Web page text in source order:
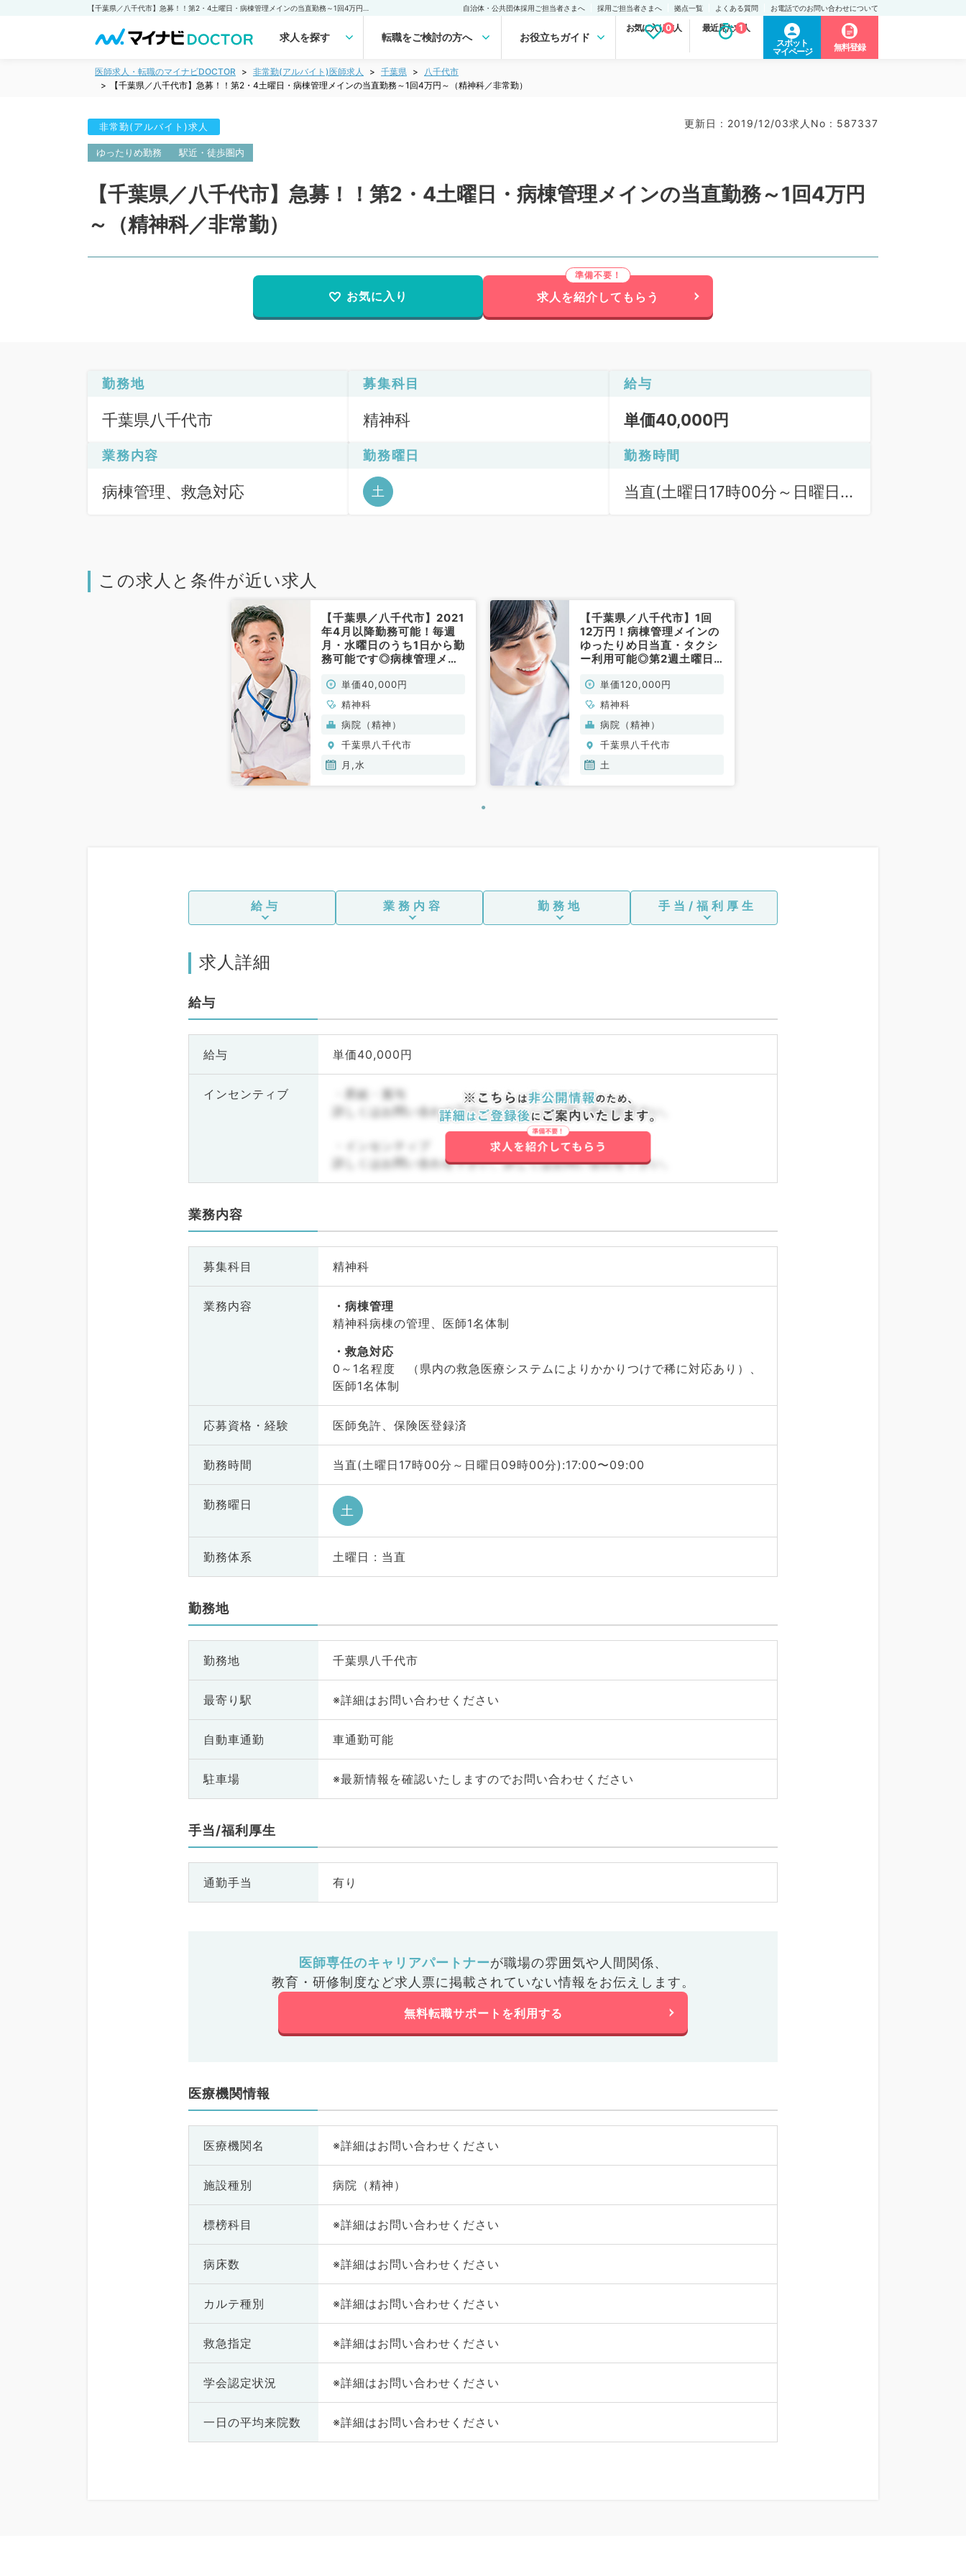
自治体・公共団体採用ご担当者さまへ 採用ご担当者さまへ 拠点一覧 よくある質問 お電話でのお問い合わせについて
求人を探す 転職をご検討の方へ お役立ちガイド
お気に入り求人
0 最近見た求人
1
スポット
マイページ
無料登録
医師求人・転職のマイナビDOCTOR 非常勤(アルバイト)医師求人 千葉県
八千代市
【千葉県／八千代市】急募！！第2・4土曜日・病棟管理メインの当直勤務～1回4万円～（精神科／非常勤）
非常勤(アルバイト)求人 更新日 : 2019/12/03求人No : 587337
ゆったりめ勤務 駅近・徒歩圏内
【千葉県／八千代市】急募！！第2・4土曜日・病棟管理メインの当直勤務～1回4万円
～（精神科／非常勤）
お気に入り 求人を紹介してもらう
勤務地
千葉県八千代市
募集科目
精神科
給与
単価40,000円
業務内容
病棟管理、救急対応
勤務曜日
土
勤務時間
当直(土曜日17時00分～日曜日
この求人と条件が近い求人
【千葉県／八千代市】2021
年4月以降勤務可能！毎週
月・水曜日のうち1日から勤
務可能です◎病棟管理メイ
明け時間調整可能～（精神
科／非常勤）
単価40,000円
精神科
病院（精神）
千葉県八千代市
月,水
【千葉県／八千代市】1回
12万円！病棟管理メインの
ゆったりめ日当直・タクシ
ー利用可能◎第2週土曜日
勤）単価120,000円
精神科
病院（精神）
千葉県八千代市
土
給与 業務内容 勤務地 手当/福利厚生
求人詳細
給与
給与 単価40,000円
インセンティブ
・昇給・賞与
詳しくはお問い合わせ下さい。詳しくはお問い合わせ下さい。
・インセンティブ
詳しくはお問い合わせ下さい。詳しくはお問い合わせ下さい。
業務内容
募集科目 精神科
業務内容
病棟管理
精神科病棟の管理、医師1名体制
救急対応
0～1名程度 （県内の救急医療システムによりかかりつけで稀に対応あり）、
医師1名体制
応募資格・ 経験 医師免許、保険医登録済
勤務時間 当直(土曜日17時00分～日曜日09時00分):17:00〜09:00
勤務曜日 土
勤務体系 土曜日 : 当直
勤務地
勤務地 千葉県八千代市
最寄り駅 ※詳細はお問い合わせください
自動車通勤 車通勤可能
駐車場 ※最新情報を確認いたしますのでお問い合わせください
手当/福利厚生
通勤手当 有り
医師専任のキャリアパートナーが職場の雰囲気や人間関係、
教育・研修制度など求人票に掲載されていない情報をお伝えします。
無料転職サポートを利用する
医療機関情報
医療機関名 ※詳細はお問い合わせください
施設種別 病院（精神）
標榜科目 ※詳細はお問い合わせください
病床数 ※詳細はお問い合わせください
カルテ種別 ※詳細はお問い合わせください
救急指定 ※詳細はお問い合わせください
学会認定状況 ※詳細はお問い合わせください
一日の平均来院数 ※詳細はお問い合わせください